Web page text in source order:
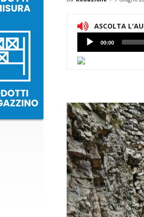
ASCOLTA
Lettore
Audio
00:00